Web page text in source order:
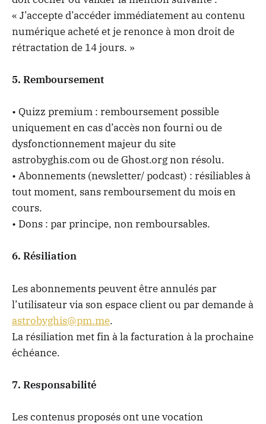
« J’accepte d’accéder immédiatement au contenu
numérique acheté et je renonce à mon droit de
rétractation de 14 jours. »
5. Remboursement
• Quizz premium : remboursement possible
uniquement en cas d’accès non fourni ou de
dysfonctionnement majeur du site
astrobyghis.com ou de Ghost.org non résolu.
• Abonnements (newsletter/ podcast) : résiliables à
tout moment, sans remboursement du mois en
cours.
• Dons : par principe, non remboursables.
6. Résiliation
Les abonnements peuvent être annulés par
l’utilisateur via son espace client ou par demande à
astrobyghis@pm.me.
La résiliation met fin à la facturation à la prochaine
échéance.
7. Responsabilité
Les contenus proposés ont une vocation